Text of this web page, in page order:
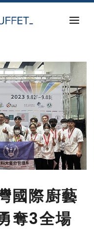
國際廚藝
奪3全場